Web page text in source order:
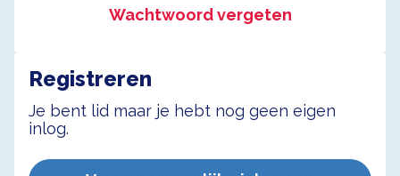
Wachtwoord vergeten
Registreren
Je bent lid maar je hebt nog geen eigen
inlog.